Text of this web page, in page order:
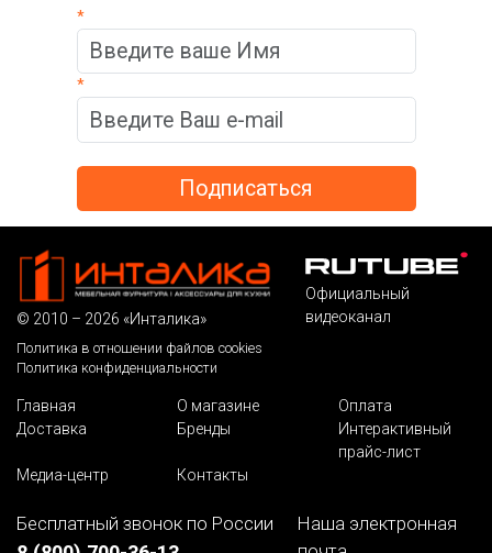
*
*
© 2010 – 2026 «Инталика»
Политика в отношении файлов cookies
Политика конфиденциальности
Официальный
видеоканал
Главная О магазине
Оплата
Доставка
Бренды
Интерактивный
прайс-лист
Медиа-центр
Контакты
Бесплатный звонок по России
Наша электронная